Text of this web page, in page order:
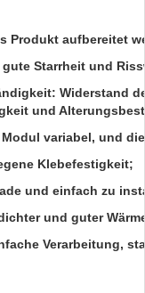
Produkt aufbereitet
Starrheit und
Widerstand
und
variabel, und
Klebefestigkeit;
und einfach zu
und guter
Verarbeitung,